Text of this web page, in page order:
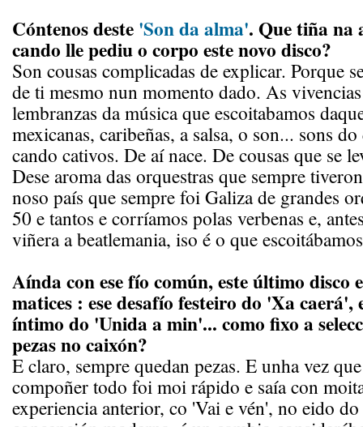
Cóntenos deste 'Son da alma'. Que tiña na
cando lle pediu o corpo este novo disco?
Son cousas complicadas de explicar. Porque
de ti mesmo nun momento dado. As
lembranzas da música que escoitabamos
mexicanas, caribeñas, a salsa, o son... sons
cando cativos. De aí nace. De cousas que se
Dese aroma das orquestras que sempre
noso país que sempre foi Galiza de grandes
50 e tantos e corríamos polas verbenas e,
viñera a beatlemania, iso é o que
Aínda con ese fío común, este último disco
matices : ese desafío festeiro do 'Xa caerá',
íntimo do 'Unida a min'... como fixo a
pezas no caixón?
E claro, sempre quedan pezas. E unha vez
compoñer todo foi moi rápido e saía con
experiencia anterior, co 'Vai e vén', no eido